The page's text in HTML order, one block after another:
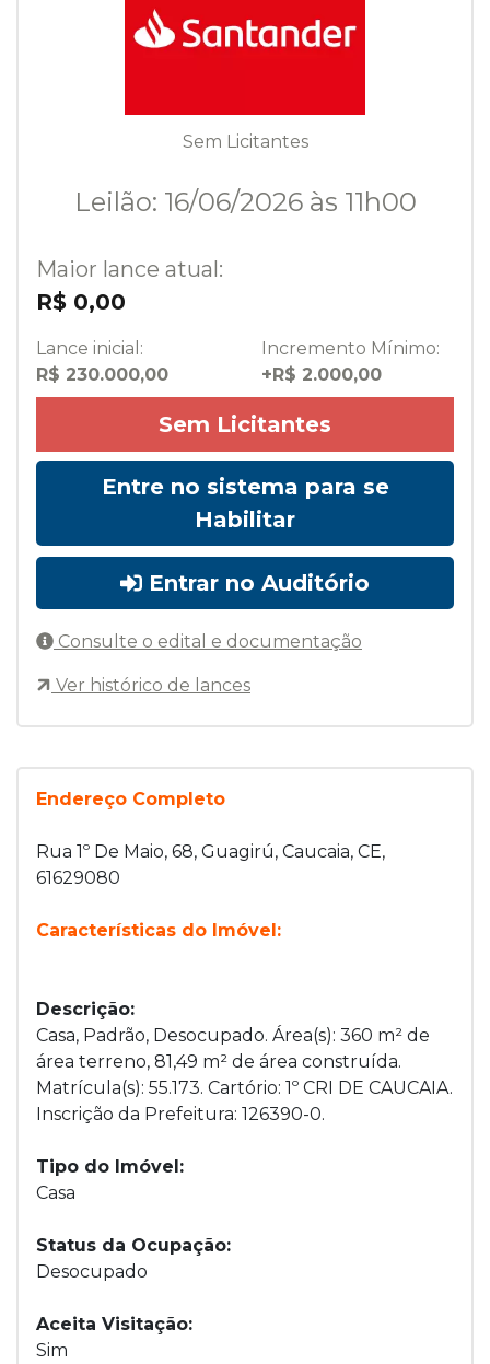
Endereço Completo
Rua 1º De Maio, 68, Guagirú, Caucaia, CE,
61629080
Características do Imóvel:
Descrição:
Casa, Padrão, Desocupado. Área(s): 360 m² de
área terreno, 81,49 m² de área construída.
Matrícula(s): 55.173. Cartório: 1º CRI DE CAUCAIA.
Inscrição da Prefeitura: 126390-0.
Tipo do Imóvel:
Casa
Status da Ocupação:
Desocupado
Aceita Visitação:
Sim
Sem Licitantes
Leilão: 16/06/2026 às 11h00
Maior lance atual:
R$ 0,00
Lance inicial:
R$ 230.000,00
Incremento Mínimo:
+R$ 2.000,00
Sem Licitantes
Entre no sistema para se
Habilitar
Entrar no Auditório
Consulte o edital e documentação
Ver histórico de lances